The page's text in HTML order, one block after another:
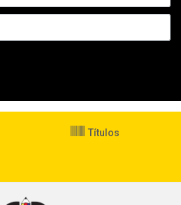
Títulos